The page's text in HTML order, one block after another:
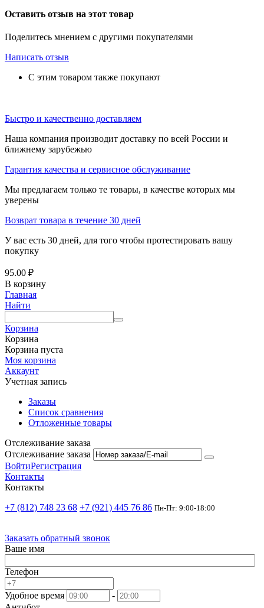
Оставить отзыв на этот товар
Поделитесь мнением с другими покупателями
Написать отзыв
С этим товаром также покупают
Быстро и качественно доставляем
Наша компания производит доставку по всей России и
ближнему зарубежью
Гарантия качества и сервисное обслуживание
Мы предлагаем только те товары, в качестве которых мы
уверены
Возврат товара в течение 30 дней
У вас есть 30 дней, для того чтобы протестировать вашу
покупку
95.00 ₽
В корзину
Главная
Найти
Корзина
Корзина
Корзина пуста
Моя корзина
Аккаунт
Учетная запись
Заказы
Список сравнения
Отложенные товары
Отслеживание заказа
Отслеживание заказа
ВойтиРегистрация
Контакты
Контакты
+7 (812) 748 23 68 +7 (921) 445 76 86 Пн-Пт: 9:00-18:00
Заказать обратный звонок
Ваше имя
Телефон
Удобное время
-